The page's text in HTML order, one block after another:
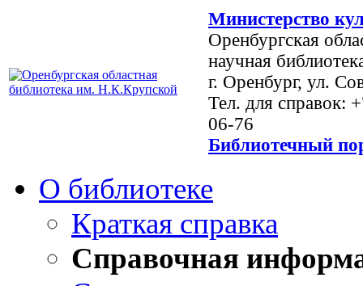
Министерство
Оренбургская
научная
г. Оренбург, ул.
Тел. для справок:
06-76
Библиотечный
О библиотеке
Краткая справка
Справочная